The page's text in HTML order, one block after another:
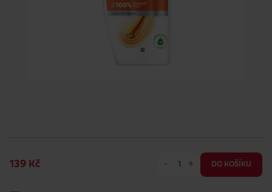
139 Kč - + DO KOŠÍKU